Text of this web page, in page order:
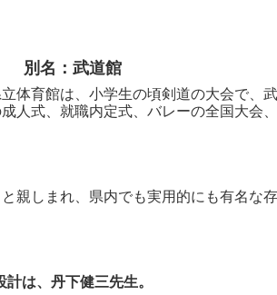
別名：武道館
体育館は、小学生の頃剣道の大会で、
人式、就職内定式、バレーの全国大会
親しまれ、県内でも実用的にも有名な
計は、丹下健三先生。